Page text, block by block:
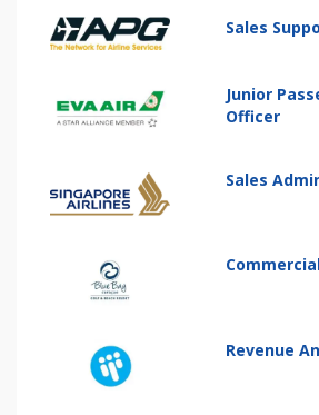
Sales
Junior
Officer
Sales
Revenue